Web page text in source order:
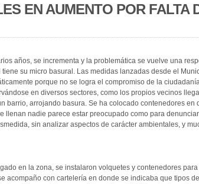
EN AUMENTO POR FALTA
años, se incrementa y la problemática se vuelve una
su micro basural. Las medidas lanzadas desde el
porque no se logra el compromiso de la
en diversos sectores, como los propios vecinos
barrio, arrojando basura. Se ha colocado contenedores en
llenan nadie parece estar preocupado como para
sin analizar aspectos de carácter ambientales, y
en la zona, se instalaron volquetes y contenedores
acompaño con cartelería en donde se indicaba que tipos